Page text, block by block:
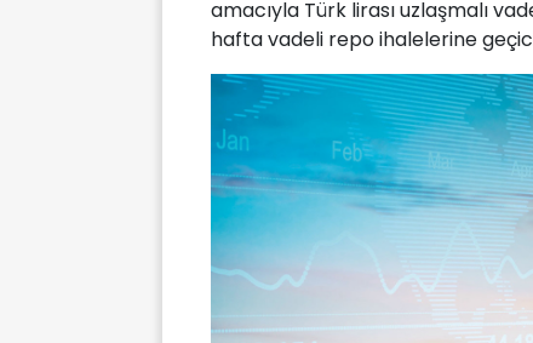
amacıyla Türk lirası uzlaşmalı
hafta vadeli repo ihalelerine